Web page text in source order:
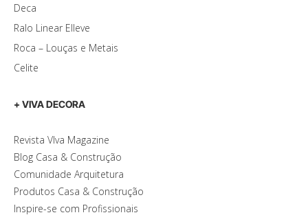
Deca
Ralo Linear Elleve
Roca – Louças e Metais
Celite
+ VIVA DECORA
Revista VIva Magazine
Blog Casa & Construção
Comunidade Arquitetura
Produtos Casa & Construção
Inspire-se com Profissionais